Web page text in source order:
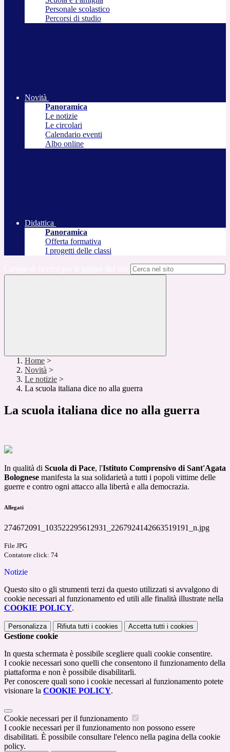
Personale scolastico
Percorsi di studio
Novità
Panoramica
Le notizie
Le circolari
Calendario eventi
Albo online
Didattica
Panoramica
Offerta formativa
I progetti delle classi
Home >
Novità >
Le notizie >
La scuola italiana dice no alla guerra
La scuola italiana dice no alla guerra
In qualità di Scuola di Pace, l'Istituto Comprensivo di Sant'Agata
Bolognese manifesta la sua solidarietà a tutti i popoli vittime delle
guerre e contro ogni attacco alla libertà e alla democrazia.
Allegati
274672091_103522295612931_2267924142663519191_n.jpg
File JPG
Contatore click: 74
Notizie
Questo sito o gli strumenti terzi da questo utilizzati si avvalgono di
cookie necessari al funzionamento ed utili alle finalità illustrate nella
COOKIE POLICY.
Personalizza Rifiuta tutti i cookies Accetta tutti i cookies
Gestione cookie
In questa schermata è possibile scegliere quali cookie consentire.
I cookie necessari sono quelli che consentono il funzionamento della
piattaforma e non è possibile disabilitarli.
Per conoscere quali sono i cookie necessari al funzionamento potete
visionare la COOKIE POLICY.
Cookie necessari per il funzionamento
I cookie necessari per il funzionamento non possono essere
disabilitati. È possibile consultare l'elenco nella pagina della cookie
policy.